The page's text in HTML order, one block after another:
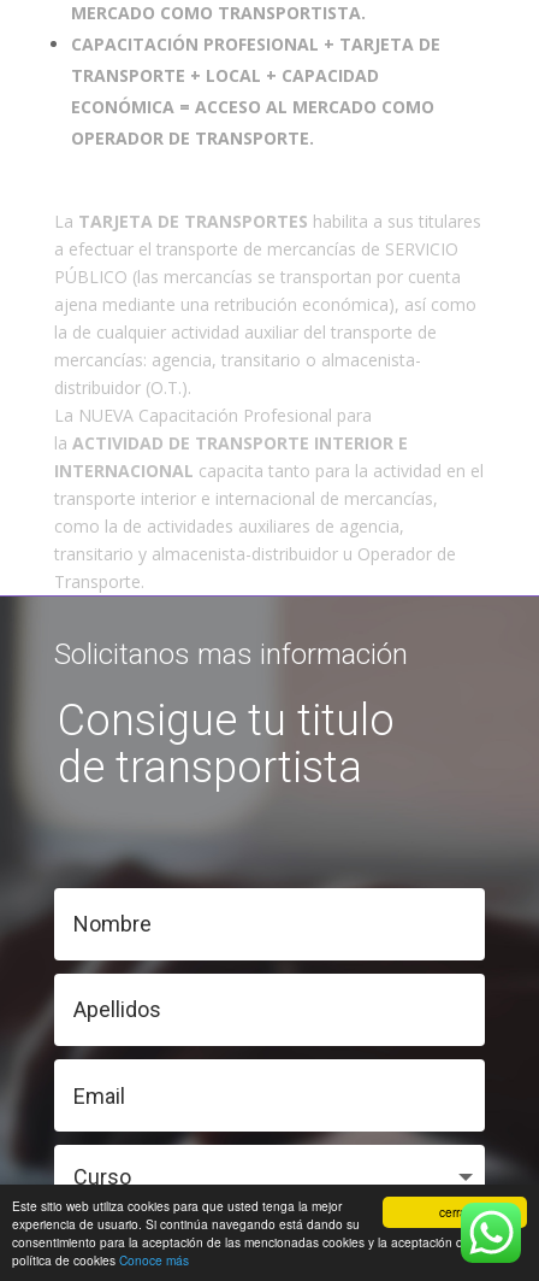
cerrar
Este sitio web utiliza cookies para que usted tenga la mejor
experiencia de usuario. Si continúa navegando está dando su
consentimiento para la aceptación de las mencionadas cookies y la aceptación de nuestra
política de cookies Conoce más
MERCADO COMO TRANSPORTISTA.
CAPACITACIÓN PROFESIONAL + TARJETA DE
TRANSPORTE + LOCAL + CAPACIDAD
ECONÓMICA = ACCESO AL MERCADO COMO
OPERADOR DE TRANSPORTE.
La TARJETA DE TRANSPORTES habilita a sus titulares
a efectuar el transporte de mercancías de SERVICIO
PÚBLICO (las mercancías se transportan por cuenta
ajena mediante una retribución económica), así como
la de cualquier actividad auxiliar del transporte de
mercancías: agencia, transitario o almacenista-
distribuidor (O.T.).
La NUEVA Capacitación Profesional para
la ACTIVIDAD DE TRANSPORTE INTERIOR E
INTERNACIONAL capacita tanto para la actividad en el
transporte interior e internacional de mercancías,
como la de actividades auxiliares de agencia,
transitario y almacenista-distribuidor u Operador de
Transporte.
Solicitanos mas información
Consigue tu titulo
de transportista